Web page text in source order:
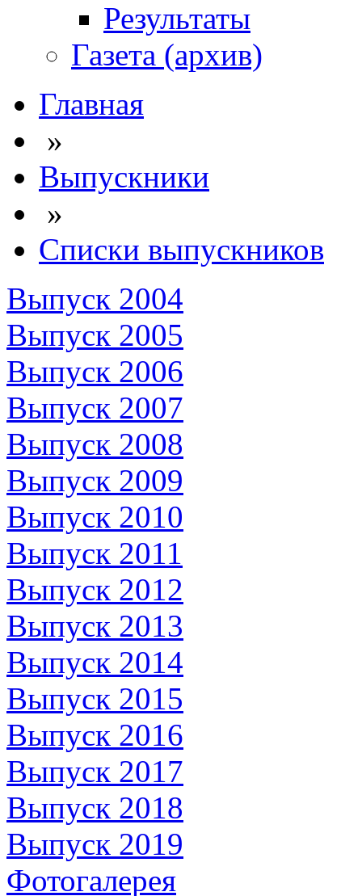
Результаты
Газета (архив)
Главная
»
Выпускники
»
Списки выпускников
Выпуск 2004
Выпуск 2005
Выпуск 2006
Выпуск 2007
Выпуск 2008
Выпуск 2009
Выпуск 2010
Выпуск 2011
Выпуск 2012
Выпуск 2013
Выпуск 2014
Выпуск 2015
Выпуск 2016
Выпуск 2017
Выпуск 2018
Выпуск 2019
Фотогалерея